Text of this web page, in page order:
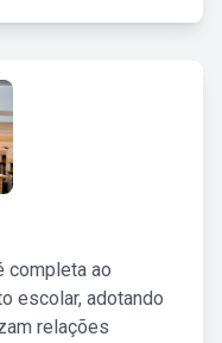
completa ao
escolar, adotando
relações